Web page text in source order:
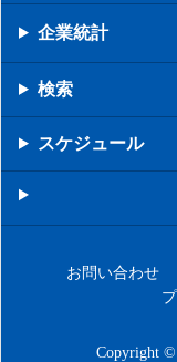
企業統計
検索
スケジュール
お問い合わせ
Copyright ©